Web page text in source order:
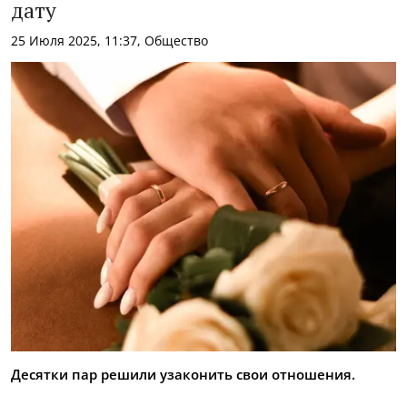
дату
25 Июля 2025, 11:37, Общество
Десятки пар решили узаконить свои отношения.